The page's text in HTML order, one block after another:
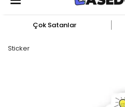
Çok Satanlar
Sticker